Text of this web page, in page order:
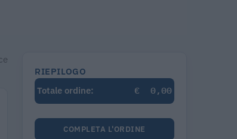
RIEPILOGO
Totale ordine:
€ 0,00
COMPLETA L'ORDINE